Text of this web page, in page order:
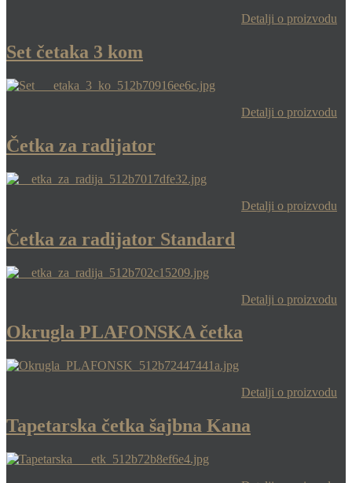
Detalji o proizvodu
Set četaka 3 kom
Detalji o proizvodu
Četka za radijator
Detalji o proizvodu
Četka za radijator Standard
Detalji o proizvodu
Okrugla PLAFONSKA četka
Detalji o proizvodu
Tapetarska četka šajbna Kana